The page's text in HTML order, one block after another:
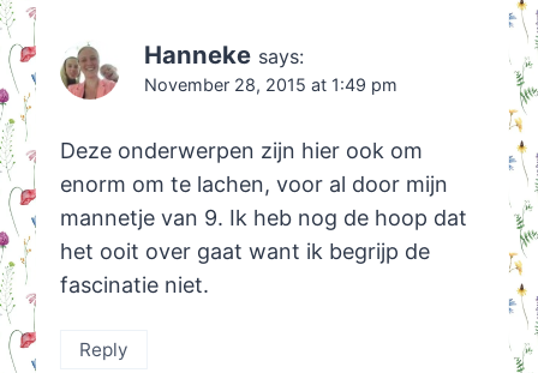
Hanneke says:
November 28, 2015 at 1:49 pm
Deze onderwerpen zijn hier ook om
enorm om te lachen, voor al door mijn
mannetje van 9. Ik heb nog de hoop dat
het ooit over gaat want ik begrijp de
fascinatie niet.
Reply